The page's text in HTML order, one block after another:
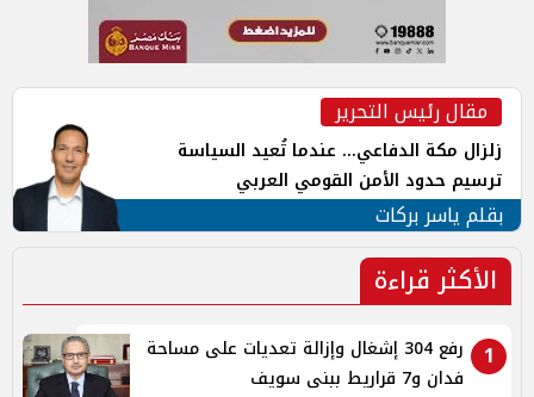
مقال رئيس التحرير
زلزال مكة الدفاعي... عندما تُعيد السياسة
ترسيم حدود الأمن القومي العربي
بقلم ياسر بركات
الأكثر قراءة
1
رفع 304 إشغال وإزالة تعديات على مساحة
فدان و7 قراريط ببنى سويف